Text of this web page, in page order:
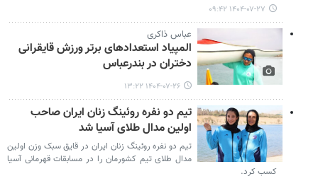
۱۴۰۴-۰۷-۲۷ ۰۹:۴۲
عباس ذاکری
المپیاد استعدادهای برتر ورزش قایقرانی
دختران در بندرعباس
۱۴۰۴-۰۷-۲۶ ۱۳:۲۲
تیم دو نفره روئینگ زنان ایران صاحب
اولین مدال طلای آسیا شد
تیم دو نفره روئینگ زنان ایران در قایق سبک وزن اولین
مدال طلای تیم کشورمان را در مسابقات قهرمانی آسیا
کسب کرد.